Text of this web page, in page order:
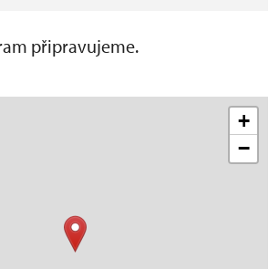
připravujeme.
+
−